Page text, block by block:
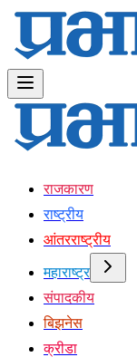
राजकारण
राष्ट्रीय
आंतरराष्ट्रीय
महाराष्ट्र
संपादकीय
बिझनेस
क्रीडा